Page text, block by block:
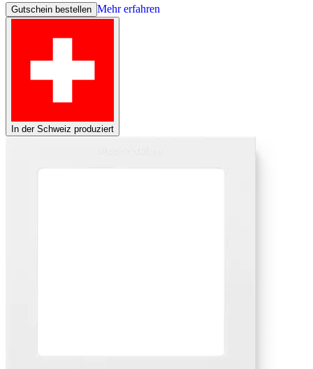
Gutschein bestellen Mehr erfahren
In der Schweiz produziert